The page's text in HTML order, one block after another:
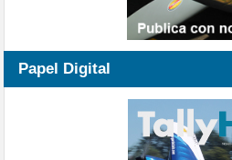
Papel Digital